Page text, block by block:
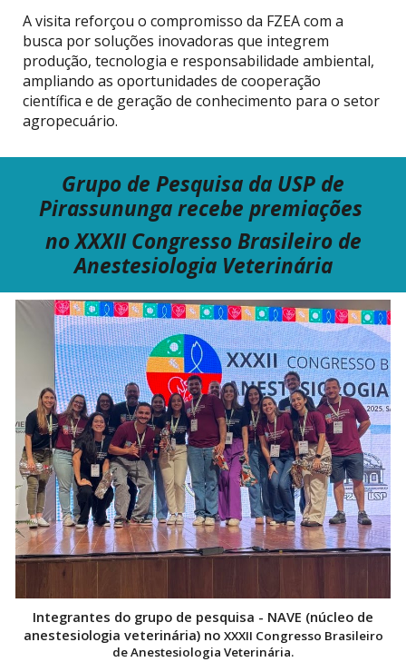
A visita reforçou o compromisso da FZEA com a
busca por soluções inovadoras que integrem
produção, tecnologia e responsabilidade ambiental,
ampliando as oportunidades de cooperação
científica e de geração de conhecimento para o setor
agropecuário.
Grupo de Pesquisa da USP de
Pirassununga recebe premiações
noXXXII Congresso Brasileiro de
Anestesiologia Veterinária
Integrantes do grupo de pesquisa - NAVE (núcleo de
anestesiologia veterinária) no XXXII Congresso Brasileiro
de Anestesiologia Veterinária.